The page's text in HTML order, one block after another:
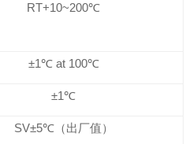
RT+10~200℃
±1℃ at 100℃
±1℃
SV±5℃（出厂值）